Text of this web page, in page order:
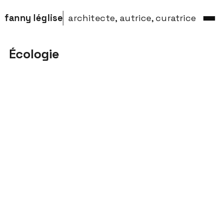
fanny léglise architecte, autrice, curatrice
Écologie